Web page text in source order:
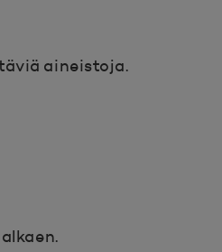
aineistoja.